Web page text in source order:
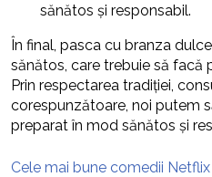
sănătos și responsabil.
În final, pasca cu branza
sănătos, care trebuie să facă
Prin respectarea tradiției,
corespunzătoare, noi putem
preparat în mod sănătos și
Cele mai bune comedii